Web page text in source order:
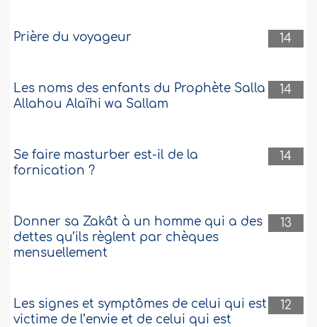
14
Prière du voyageur
14
Les noms des enfants du Prophète Salla
Allahou Alaïhi wa Sallam
14
Se faire masturber est-il de la
fornication ?
13
Donner sa Zakât à un homme qui a des
dettes qu’ils règlent par chèques
mensuellement
12
Les signes et symptômes de celui qui est
victime de l’envie et de celui qui est